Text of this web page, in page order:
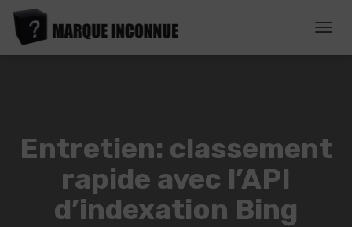
É
L
A
Entretien: classement
rapide avec l’API
d’indexation Bing